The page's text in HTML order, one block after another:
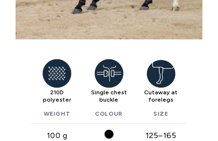
210D
polyester
Single chest
buckle
Cutaway at
forelegs
WEIGHT COLOUR SIZE
100 g 125–165